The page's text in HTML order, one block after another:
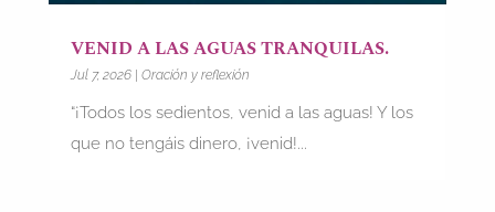
VENID A LAS AGUAS TRANQUILAS.
Jul 7, 2026| Oración y reflexión
“¡Todos los sedientos, venid a las aguas! Y los
que no tengáis dinero, ¡venid!...